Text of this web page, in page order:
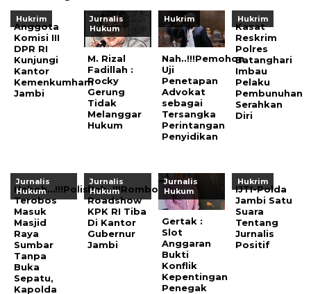
Hukrim
Anggota
Komisi III
DPR RI
Kunjungi
Kantor
Kemenkumham
Jambi
Jurnalis
Hukum
M. Rizal
Fadillah :
Rocky
Gerung
Tidak
Melanggar
Hukum
Hukrim
Nah..!!!Pemohon
Uji
Penetapan
Advokat
sebagai
Tersangka
Perintangan
Penyidikan
Hukrim
Kasat
Reskrim
Polres
Batanghari
Imbau
Pelaku
Pembunuhan
Serahkan
Diri
Jurnalis
Hukum
Heboh…!!!Polisi
Terobos
Masuk
Masjid
Raya
Sumbar
Tanpa
Buka
Sepatu,
Kapolda
Jurnalis
Hukum
Nah..!!!Rombongan
Roadshow
KPK RI Tiba
Di Kantor
Gubernur
Jambi
Jurnalis
Hukum
Gertak :
Slot
Anggaran
Bukti
Konflik
Kepentingan
Penegak
Hukrim
IJTI-Polda
Jambi Satu
Suara
Tentang
Jurnalis
Positif